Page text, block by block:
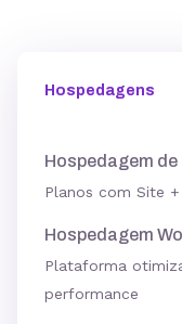
Hospedagens
Hospedagem de
Planos com Site
Hospedagem
Plataforma
performance